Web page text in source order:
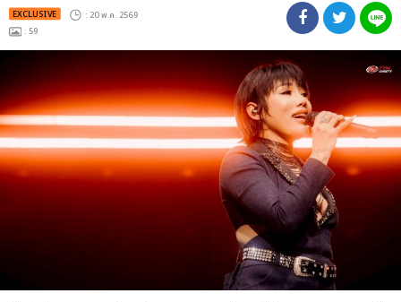
EXCLUSIVE : 20 พ.ค. 2569
: 59